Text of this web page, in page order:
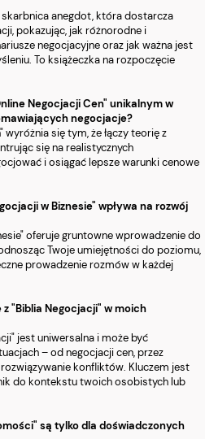
anegdot, która dostarcza
pokazując, jak różnorodne i
negocjacyjne oraz jak ważna jest
To książeczka na rozpoczęcie
Negocjacji Cen" unikalnym w
negocjacje?
się tym, że łączy teorię z
się na realistycznych
i osiągać lepsze warunki cenowe
w Biznesie" wpływa na rozwój
oferuje gruntowne wprowadzenie do
Twoje umiejętności do poziomu,
prowadzenie rozmów w każdej
"Biblia Negocjacji" w moich
jest uniwersalna i może być
– od negocjacji cen, przez
konfliktów. Kluczem jest
do kontekstu twoich osobistych lub
są tylko dla doświadczonych